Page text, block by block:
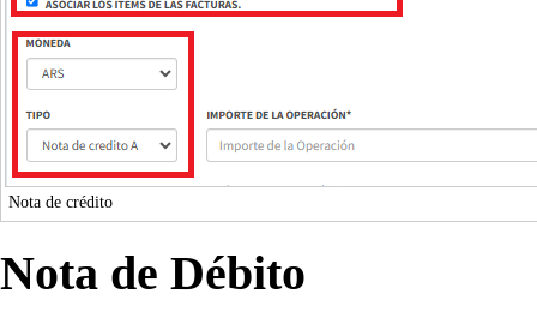
Nota de crédito
Nota de Débito